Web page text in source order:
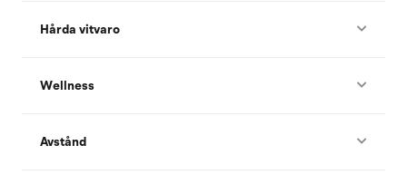
Hårda vitvaro
Wellness
Avstånd